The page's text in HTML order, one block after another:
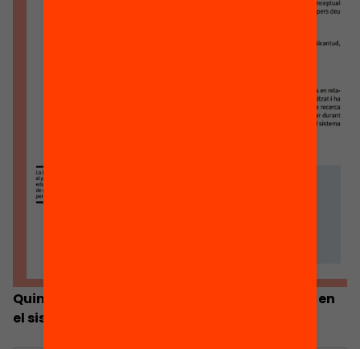
Quin full de ruta volen les famílies per incidir en
el sistema educatiu?